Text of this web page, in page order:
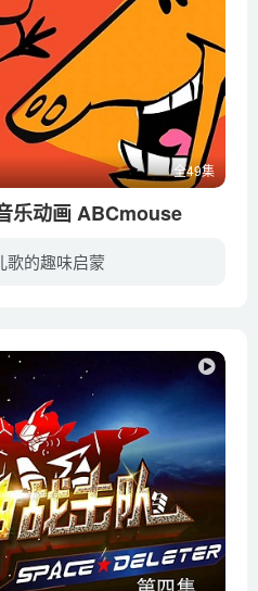
全49集
乐动画 ABCmouse
歌的趣味启蒙